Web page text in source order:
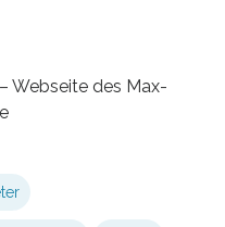
– Webseite des Max-